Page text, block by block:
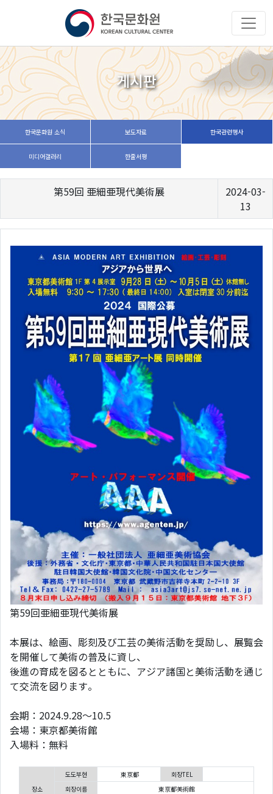
게시판
한국문화원 소식 보도자료 한국관련행사
미디어갤러리 한줄서평
第59回 亜細亜現代美術展
2024-03-
13
第59回亜細亜現代美術展
本展は、絵画、彫刻及び工芸の美術活動を奨励し、展覧会
を開催して美術の普及に資し、
後進の育成を図るとともに、アジア諸国と美術活動を通じ
て交流を図ります。
会期：2024.9.28～10.5
会場：東京都美術館
入場料：無料
장소
도도부현 東京都
회장TEL
회장이름
東京都美術館